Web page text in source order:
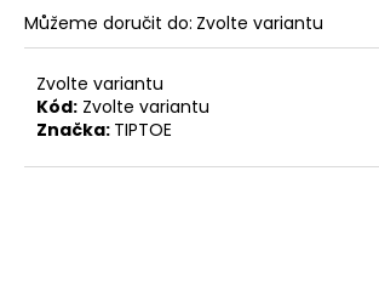
Můžeme doručit do: Zvolte variantu
Zvolte variantu
Kód: Zvolte variantu
Značka: TIPTOE
DESKA
BÍLÁ
600
Kč